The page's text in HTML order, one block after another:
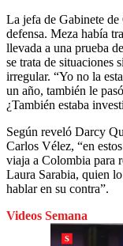
La jefa de Gabinete de
defensa. Meza había
llevada a una prueba
se trata de situaciones
irregular. “Yo no la
un año, también le
¿También estaba
Según reveló Darcy
Carlos Vélez, “en
viaja a Colombia para
Laura Sarabia, quien
hablar en su contra”.
Videos Semana